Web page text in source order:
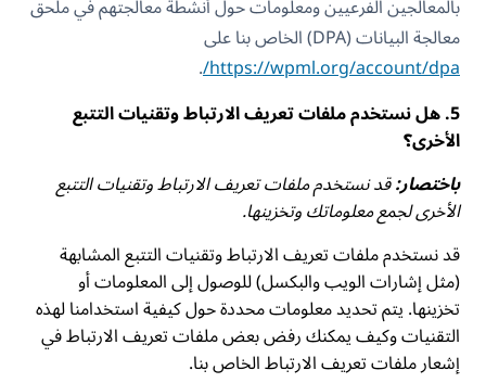
معالجة البيانات (DPA) الخاص بنا على
https://wpml.org/account/dpa/
.
5. هل نستخدم ملفات تعريف الارتباط وتقنيات التتبع
الأخرى؟
باختصار:قد نستخدم ملفات تعريف الارتباط وتقنيات التتبع
الأخرى لجمع معلوماتك وتخزينها.
قد نستخدم ملفات تعريف الارتباط وتقنيات التتبع المشابهة
(مثل إشارات الويب والبكسل) للوصول إلى المعلومات أو
تخزينها. يتم تحديد معلومات محددة حول كيفية استخدامنا لهذه
التقنيات وكيف يمكنك رفض بعض ملفات تعريف الارتباط في
إشعار ملفات تعريف الارتباط الخاص بنا.